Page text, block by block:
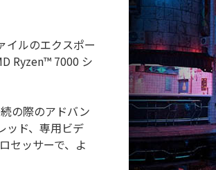
イルのエクスポー
Ryzen™ 7000 シ
の際のアドバン
ッド、専用ビデ
セッサーで、よ